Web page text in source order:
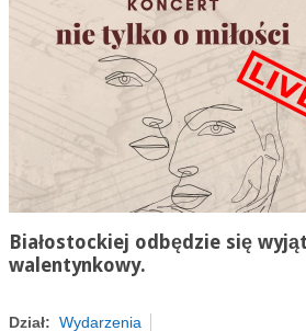
Białostockiej odbędzie się
walentynkowy.
Dział: Wydarzenia